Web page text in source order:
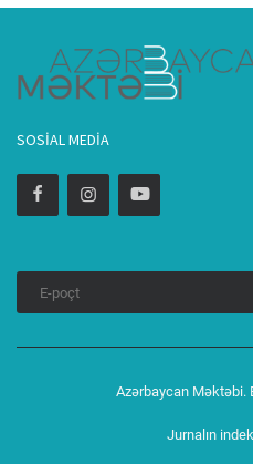
SOSIAL MEDIA
Azərbaycan Məktəbi.
Jurnalın